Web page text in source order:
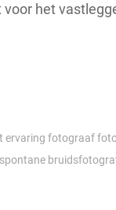
het
ervaring fotograaf
spontane